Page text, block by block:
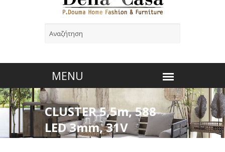
CLUSTER 5,5m, 588
LED 3mm, 31V
ΜΕΤΑΣΧΗΜΑΤΙΣΤΗ, 8